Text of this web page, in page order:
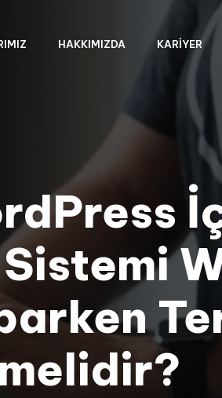
HAKKIMIZDA KARIYER